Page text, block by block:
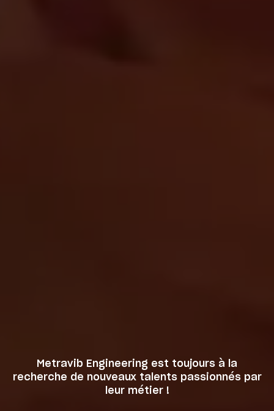
Metravib Engineering est toujours à la
recherche de nouveaux talents passionnés par
leur métier !